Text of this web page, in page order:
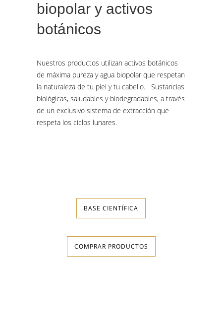
biopolar y activos
botánicos
Nuestros productos utilizan activos botánicos
de máxima pureza y agua biopolar que respetan
la naturaleza de tu piel y tu cabello. Sustancias
biológicas, saludables y biodegradables, a través
de un exclusivo sistema de extracción que
respeta los ciclos lunares.
BASE CIENTÍFICA
COMPRAR PRODUCTOS